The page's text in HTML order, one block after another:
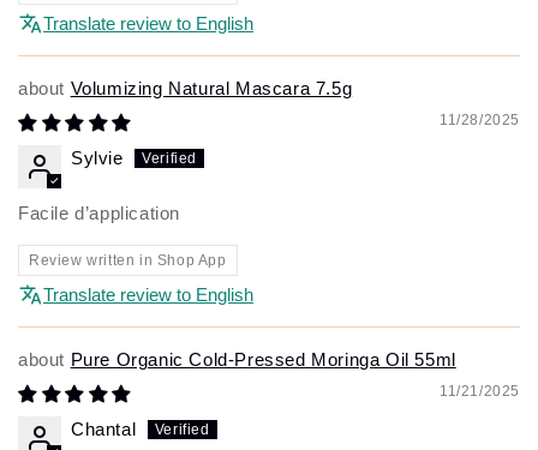
Translate review to English
Volumizing Natural Mascara 7.5g
11/28/2025
Sylvie
Facile d’application
Review written in Shop App
Translate review to English
Pure Organic Cold-Pressed Moringa Oil 55ml
11/21/2025
Chantal